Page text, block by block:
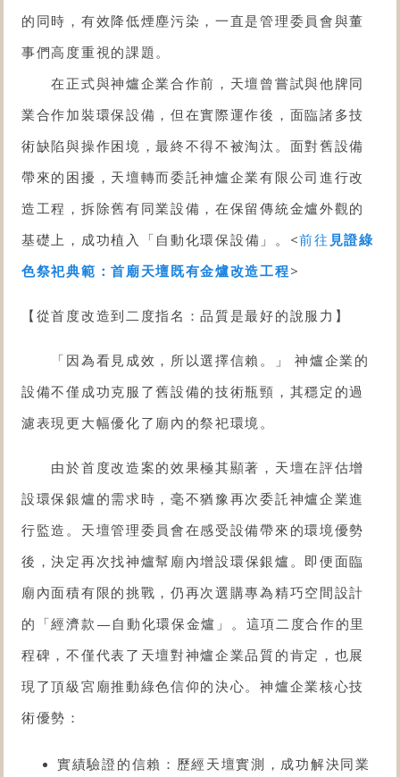
的同時，有效降低煙塵污染，一直是管理委員會與董
事們高度重視的課題。
在正式與神爐企業合作前，天壇曾嘗試與他牌同
業合作加裝環保設備，但在實際運作後，面臨諸多技
術缺陷與操作困境，最終不得不被淘汰。面對舊設備
帶來的困擾，天壇轉而委託神爐企業有限公司進行改
造工程，拆除舊有同業設備，在保留傳統金爐外觀的
基礎上，成功植入「 自動化環保設備 」。<前往 見證綠
色祭祀典範：首廟天壇既有金爐改造工程>
【從首度改造到二度指名：品質是最好的說服力】
「因為看見成效，所以選擇信賴。」 神爐企業的
設備不僅成功克服了舊設備的技術瓶頸，其穩定的過
濾表現更大幅優化了廟內的祭祀環境。
由於首度改造案的效果極其顯著，天壇在評估增
設環保銀爐的需求時，毫不猶豫再次委託神爐企業進
行監造。天壇管理委員會在感受設備帶來的環境優勢
後，決定再次找神爐幫廟內增設環保銀爐 。即便面臨
廟內面積有限的挑戰，仍再次選購專為精巧空間設計
的「經濟款— 自動化環保金爐 」。這項二度合作的里
程碑，不僅代表了天壇對神爐企業品質的肯定，也展
現了頂級宮廟推動綠色信仰的決心。神爐企業核心技
術優勢：
實績驗證的信賴：歷經天壇實測，成功解決同業